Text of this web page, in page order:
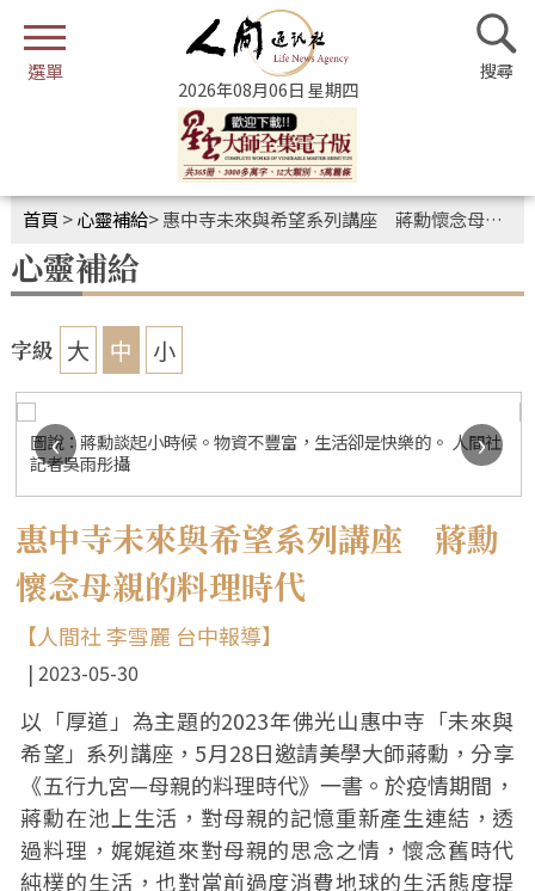
2026年08月06日 星期四
首頁 >心靈補給>惠中寺未來與希望系列講座 蔣勳懷念母親的料理時代
心靈補給
字級 大 中 小
圖說：蔣勳談起小時候。物資不豐富，生活卻是快樂的。 人間社
記者吳雨彤攝
‹ ›
惠中寺未來與希望系列講座 蔣勳
懷念母親的料理時代
【人間社 李雪麗 台中報導】
2023-05-30
以「厚道」為主題的2023年佛光山惠中寺「未來與
希望」系列講座，5月28日邀請美學大師蔣勳，分享
《五行九宮—母親的料理時代》一書。於疫情期間，
蔣勳在池上生活，對母親的記憶重新產生連結，透
過料理，娓娓道來對母親的思念之情，懷念舊時代
純樸的生活，也對當前過度消費地球的生活態度提